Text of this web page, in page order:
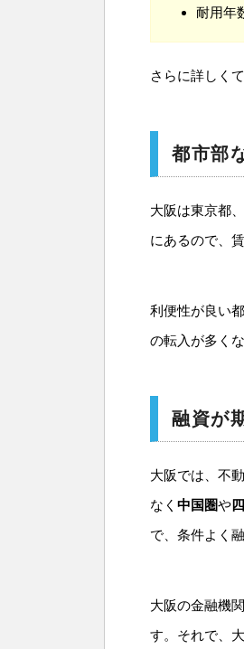
耐用年
さらに詳しく
都市部
大阪は東京都
にあるので、
利便性が良い
の転入が多く
融資が
大阪では、不
なく 中国圏や
で、条件よく
大阪の金融機
す。それで、